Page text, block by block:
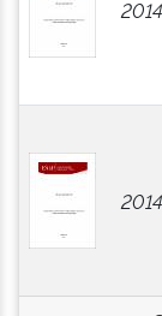
2014
2014